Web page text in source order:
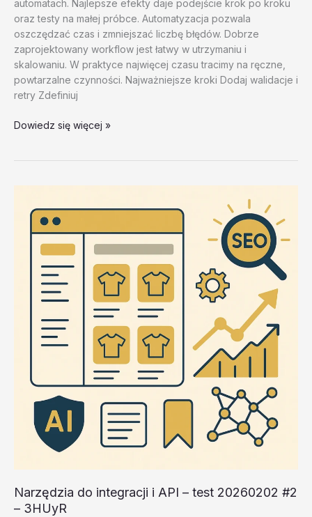
automatach. Najlepsze efekty daje podejście krok po kroku
oraz testy na małej próbce. Automatyzacja pozwala
oszczędzać czas i zmniejszać liczbę błędów. Dobrze
zaprojektowany workflow jest łatwy w utrzymaniu i
skalowaniu. W praktyce najwięcej czasu tracimy na ręczne,
powtarzalne czynności. Najważniejsze kroki Dodaj walidacje i
retry Zdefiniuj
Narzędzia
API
20260202
8urOA
Dowiedz się więcej »
Narzędzia do integracji i API – test 20260202 #2
– 3HUyR